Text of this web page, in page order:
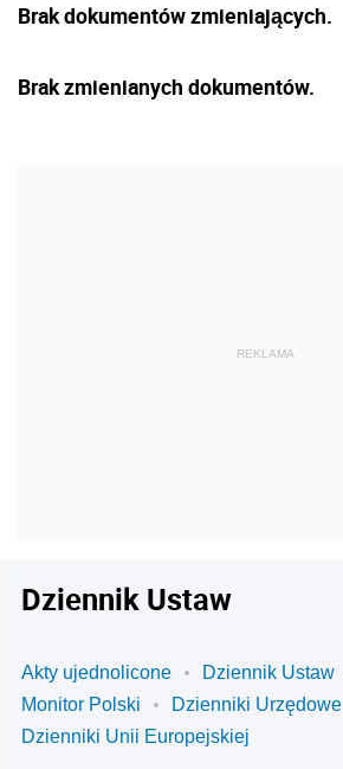
Brak dokumentów zmieniających.
Brak zmienianych dokumentów.
Dziennik Ustaw
Akty ujednolicone
Dziennik Ustaw
Monitor Polski
Dzienniki Urzędowe
Dzienniki Unii Europejskiej